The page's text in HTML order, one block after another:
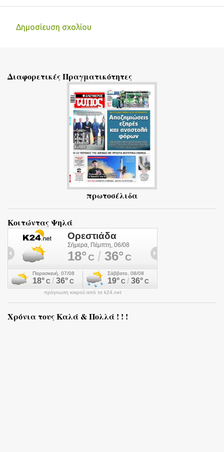
λ
Δημοσίευση σχολίου
Διαφορετικές Πραγματικότητες
πρωτοσέλιδα
Κοιτώντας Ψηλά
πρόγνωση καιρού από το k24.net
Χρόνια τους Καλά & Πολλά ! ! !